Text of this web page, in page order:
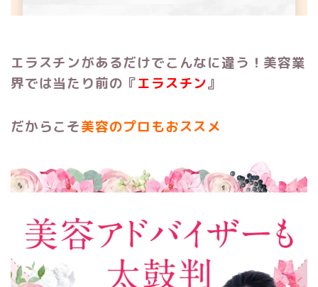
エラスチンがあるだけでこんなに違う！ 美容業
界では当たり前の『エラスチン』
だからこそ美容のプロもおススメ